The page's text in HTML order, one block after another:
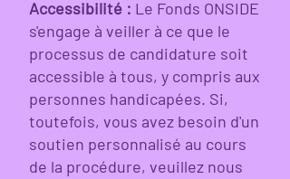
Accessibilité : Le Fonds ONSIDE
s'engage à veiller à ce que le
processus de candidature soit
accessible à tous, y compris aux
personnes handicapées. Si,
toutefois, vous avez besoin d'un
soutien personnalisé au cours
de la procédure, veuillez nous